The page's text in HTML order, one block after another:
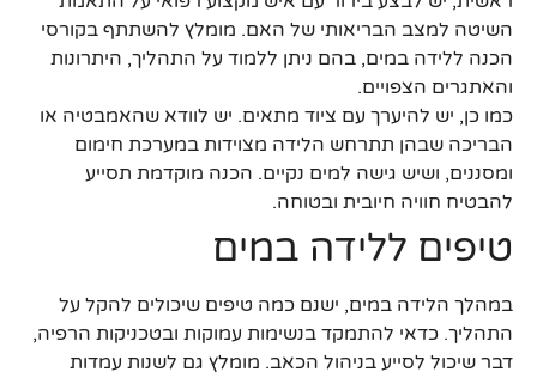
השיטה למצב הבריאותי של האם. מומלץ להשתתף בקורסי
הכנה ללידה במים, בהם ניתן ללמוד על התהליך, היתרונות
והאתגרים הצפויים.
כמו כן, יש להיערך עם ציוד מתאים. יש לוודא שהאמבטיה או
הבריכה שבהן תתרחש הלידה מצוידות במערכת חימום
ומסננים, ושיש גישה למים נקיים. הכנה מוקדמת תסייע
להבטיח חוויה חיובית ובטוחה.
טיפים ללידה במים
במהלך הלידה במים, ישנם כמה טיפים שיכולים להקל על
התהליך. כדאי להתמקד בנשימות עמוקות ובטכניקות הרפיה,
דבר שיכול לסייע בניהול הכאב. מומלץ גם לשנות עמדות